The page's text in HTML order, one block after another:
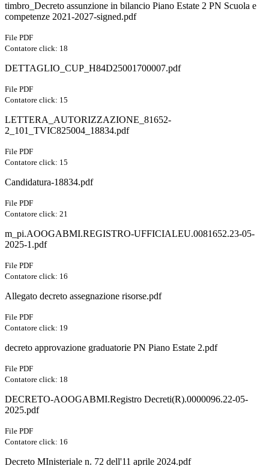
timbro_Decreto assunzione in bilancio Piano Estate 2 PN Scuola e
competenze 2021-2027-signed.pdf
File PDF
Contatore click: 18
DETTAGLIO_CUP_H84D25001700007.pdf
File PDF
Contatore click: 15
LETTERA_AUTORIZZAZIONE_81652-
2_101_TVIC825004_18834.pdf
File PDF
Contatore click: 15
Candidatura-18834.pdf
File PDF
Contatore click: 21
m_pi.AOOGABMI.REGISTRO-UFFICIALEU.0081652.23-05-
2025-1.pdf
File PDF
Contatore click: 16
Allegato decreto assegnazione risorse.pdf
File PDF
Contatore click: 19
decreto approvazione graduatorie PN Piano Estate 2.pdf
File PDF
Contatore click: 18
DECRETO-AOOGABMI.Registro Decreti(R).0000096.22-05-
2025.pdf
File PDF
Contatore click: 16
Decreto MInisteriale n. 72 dell'11 aprile 2024.pdf